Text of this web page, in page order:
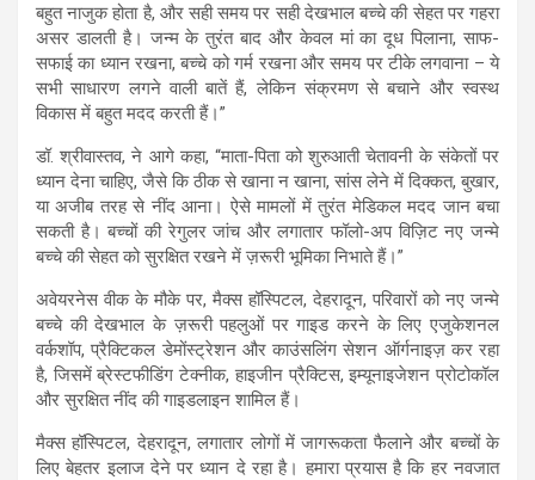
बहुत नाजुक होता है, और सही समय पर सही देखभाल बच्चे की सेहत पर गहरा
असर डालती है। जन्म के तुरंत बाद और केवल मां का दूध पिलाना, साफ-
सफाई का ध्यान रखना, बच्चे को गर्म रखना और समय पर टीके लगवाना – ये
सभी साधारण लगने वाली बातें हैं, लेकिन संक्रमण से बचाने और स्वस्थ
विकास में बहुत मदद करती हैं।”
डॉ. श्रीवास्तव, ने आगे कहा, “माता-पिता को शुरुआती चेतावनी के संकेतों पर
ध्यान देना चाहिए, जैसे कि ठीक से खाना न खाना, सांस लेने में दिक्कत, बुखार,
या अजीब तरह से नींद आना। ऐसे मामलों में तुरंत मेडिकल मदद जान बचा
सकती है। बच्चों की रेगुलर जांच और लगातार फॉलो-अप विज़िट नए जन्मे
बच्चे की सेहत को सुरक्षित रखने में ज़रूरी भूमिका निभाते हैं।”
अवेयरनेस वीक के मौके पर, मैक्स हॉस्पिटल, देहरादून, परिवारों को नए जन्मे
बच्चे की देखभाल के ज़रूरी पहलुओं पर गाइड करने के लिए एजुकेशनल
वर्कशॉप, प्रैक्टिकल डेमोंस्ट्रेशन और काउंसलिंग सेशन ऑर्गनाइज़ कर रहा
है, जिसमें ब्रेस्टफीडिंग टेक्नीक, हाइजीन प्रैक्टिस, इम्यूनाइजेशन प्रोटोकॉल
और सुरक्षित नींद की गाइडलाइन शामिल हैं।
मैक्स हॉस्पिटल, देहरादून, लगातार लोगों में जागरूकता फैलाने और बच्चों के
लिए बेहतर इलाज देने पर ध्यान दे रहा है। हमारा प्रयास है कि हर नवजात